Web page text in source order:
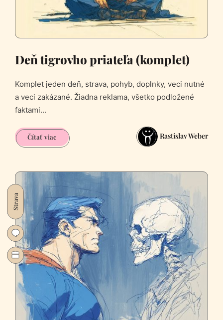
Deň tigrovho priateľa (komplet)
Komplet jeden deň, strava, pohyb, doplnky, veci nutné
a veci zakázané. Žiadna reklama, všetko podložené
faktami...
Čítať viacDeň
tigrovho
(komplet)
Rastislav Weber
Strava